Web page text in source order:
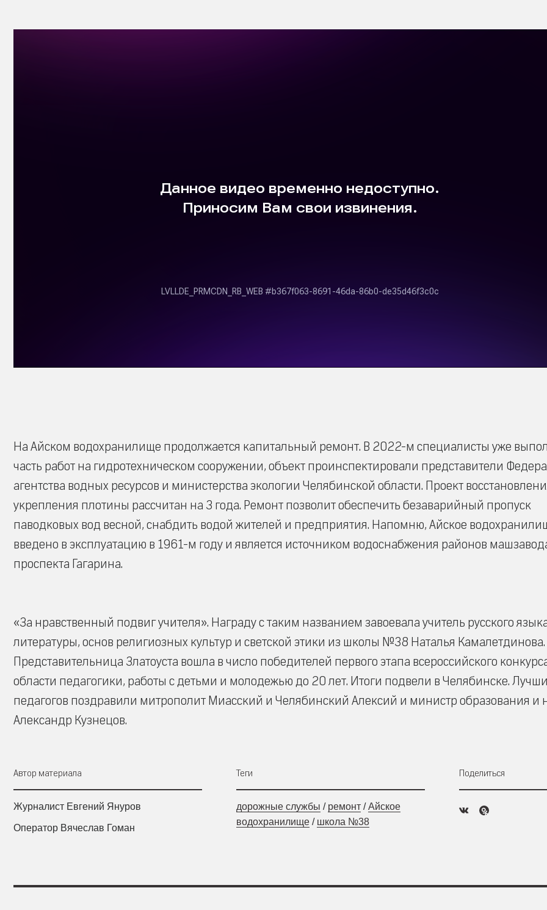
На Айском водохранилище продолжается капитальный ремонт. В 2022-м специалисты уже
часть работ на гидротехническом сооружении, объект проинспектировали представители
агентства водных ресурсов и министерства экологии Челябинской области. Проект
укрепления плотины рассчитан на 3 года. Ремонт позволит обеспечить безаварийный пропуск
паводковых вод весной, снабдить водой жителей и предприятия. Напомню, Айское
введено в эксплуатацию в 1961-м году и является источником водоснабжения районов
проспекта Гагарина.
«За нравственный подвиг учителя». Награду с таким названием завоевала учитель русского
литературы, основ религиозных культур и светской этики из школы №38 Наталья Камалетдинова.
Представительница Златоуста вошла в число победителей первого этапа всероссийского
области педагогики, работы с детьми и молодежью до 20 лет. Итоги подвели в Челябинске.
педагогов поздравили митрополит Миасский и Челябинский Алексий и министр образования и
Александр Кузнецов.
Автор материала
Журналист Евгений Януров
Оператор Вячеслав Гоман
Теги
дорожные службы / ремонт/Айское
водохранилище/ школа №38
Поделиться